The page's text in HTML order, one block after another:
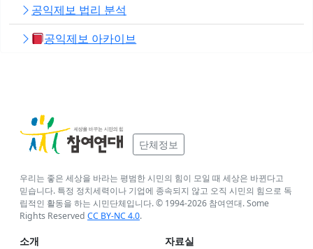
공익제보 법리 분석
공익제보 아카이브
단체정보
우리는 좋은 세상을 바라는 평범한 시민의 힘이 모일 때 세상은 바뀐다고
믿습니다. 특정 정치세력이나 기업에 종속되지 않고 오직 시민의 힘으로 독
립적인 활동을 하는 시민단체입니다. © 1994-2026 참여연대. Some
Rights Reserved CC BY-NC 4.0.
소개
자료실